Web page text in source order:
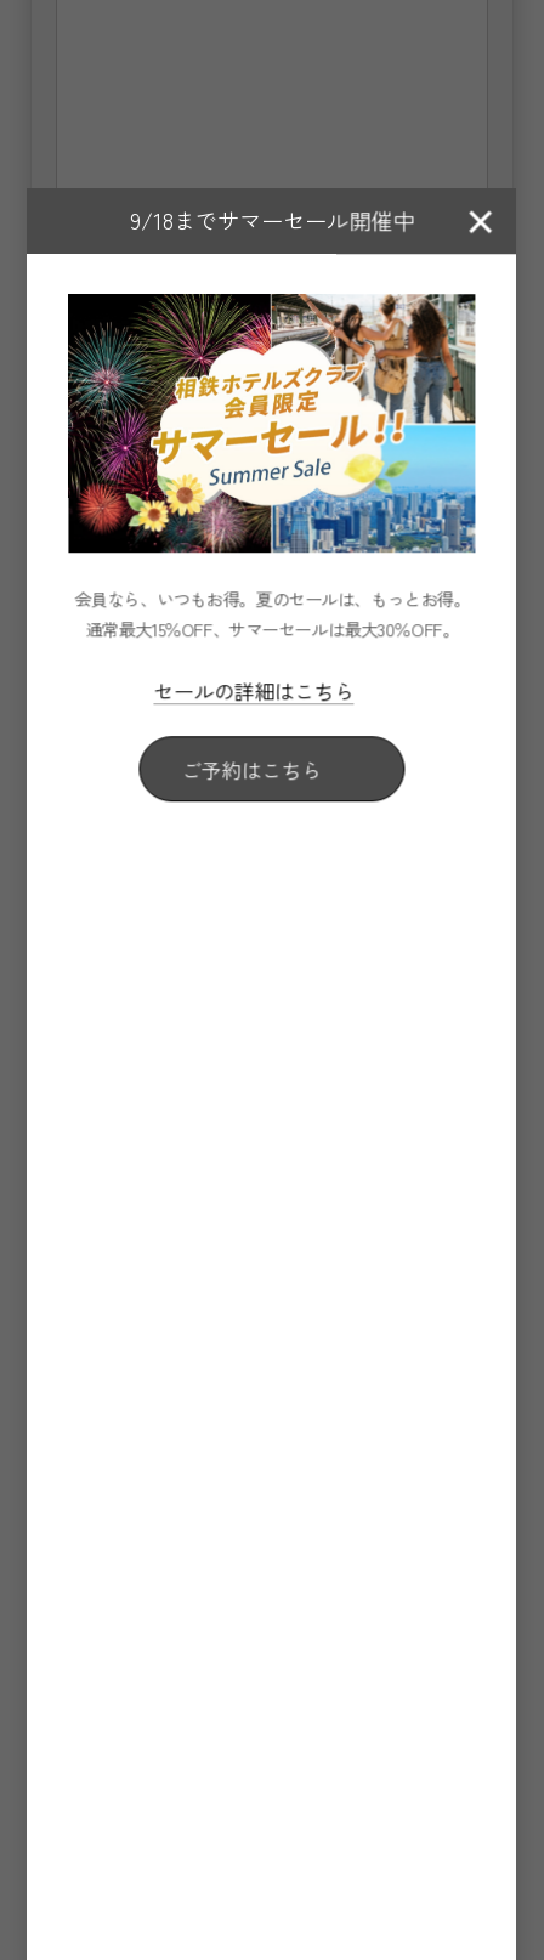
9/18までサマーセール開催中 ×
会員なら、いつもお得。夏のセールは、もっとお得。
通常最大15％OFF、サマーセールは最大30％OFF。
セールの詳細はこちら
ご予約はこちら